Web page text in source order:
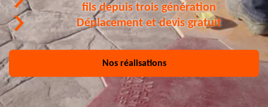
fils depuis trois génération
Déplacement et devis gratuit
Nos réalisations